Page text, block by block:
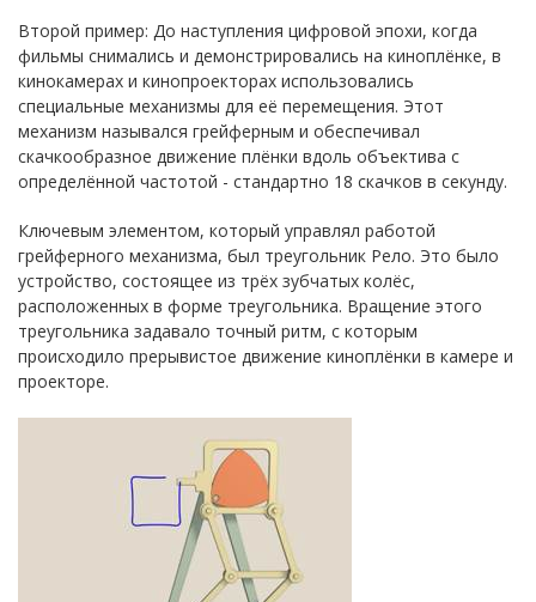
Второй пример: До наступления цифровой эпохи, когда
фильмы снимались и демонстрировались на киноплёнке, в
кинокамерах и кинопроекторах использовались
специальные механизмы для её перемещения. Этот
механизм назывался грейферным и обеспечивал
скачкообразное движение плёнки вдоль объектива с
определённой частотой - стандартно 18 скачков в секунду.
Ключевым элементом, который управлял работой
грейферного механизма, был треугольник Рело. Это было
устройство, состоящее из трёх зубчатых колёс,
расположенных в форме треугольника. Вращение этого
треугольника задавало точный ритм, с которым
происходило прерывистое движение киноплёнки в камере и
проекторе.